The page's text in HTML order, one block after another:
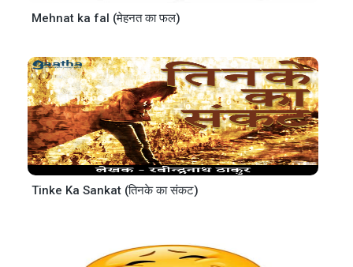
Mehnat ka fal (मेहनत का फल)
Tinke Ka Sankat (तिनके का संकट)